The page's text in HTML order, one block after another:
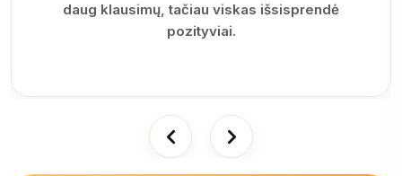
daug klausimų, tačiau viskas išsisprendė
pozityviai.